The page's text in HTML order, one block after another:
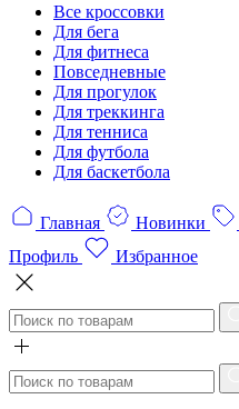
Все кроссовки
Для бега
Для фитнеса
Повседневные
Для прогулок
Для треккинга
Для тенниса
Для футбола
Для баскетбола
Главная Новинки
Профиль
Избранное